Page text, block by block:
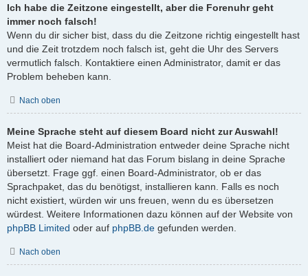
Ich habe die Zeitzone eingestellt, aber die Forenuhr geht
immer noch falsch!
Wenn du dir sicher bist, dass du die Zeitzone richtig eingestellt hast
und die Zeit trotzdem noch falsch ist, geht die Uhr des Servers
vermutlich falsch. Kontaktiere einen Administrator, damit er das
Problem beheben kann.
Nach oben
Meine Sprache steht auf diesem Board nicht zur Auswahl!
Meist hat die Board-Administration entweder deine Sprache nicht
installiert oder niemand hat das Forum bislang in deine Sprache
übersetzt. Frage ggf. einen Board-Administrator, ob er das
Sprachpaket, das du benötigst, installieren kann. Falls es noch
nicht existiert, würden wir uns freuen, wenn du es übersetzen
würdest. Weitere Informationen dazu können auf der Website von
phpBB Limited oder auf phpBB.de gefunden werden.
Nach oben